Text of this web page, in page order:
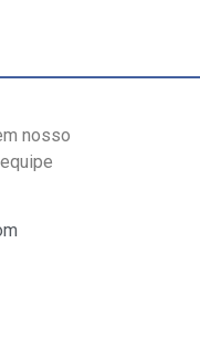
nosso